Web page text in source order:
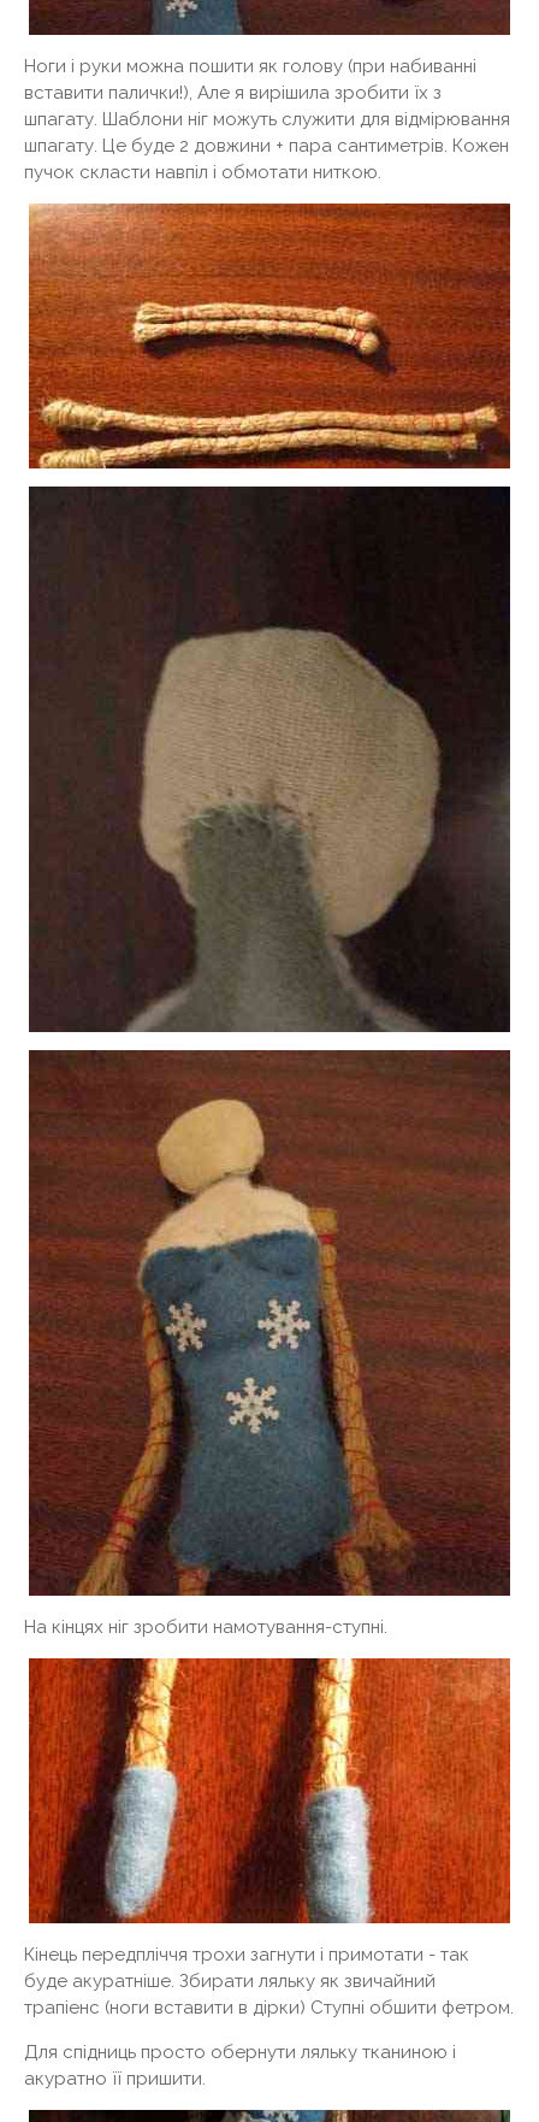
Ноги і руки можна пошити як голову (при набиванні
вставити палички!), Але я вирішила зробити їх з
шпагату. Шаблони ніг можуть служити для відмірювання
шпагату. Це буде 2 довжини + пара сантиметрів. Кожен
пучок скласти навпіл і обмотати ниткою.
На кінцях ніг зробити намотування-ступні.
Кінець передпліччя трохи загнути і примотати - так
буде акуратніше. Збирати ляльку як звичайний
трапіенс (ноги вставити в дірки) Ступні обшити фетром.
Для спідниць просто обернути ляльку тканиною і
акуратно її пришити.